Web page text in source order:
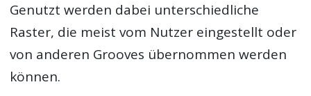
Genutzt werden dabei unterschiedliche
Raster, die meist vom Nutzer eingestellt oder
von anderen Grooves übernommen werden
können.